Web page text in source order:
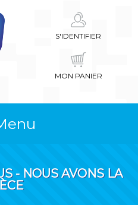
S'IDENTIFIER
MON PANIER
- NOUS AVONS LA